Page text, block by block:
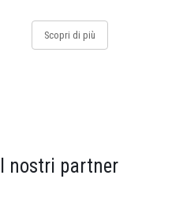
Scopri di più
I nostri partner